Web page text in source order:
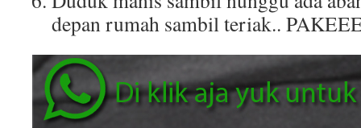
depan rumah sambil teriak..